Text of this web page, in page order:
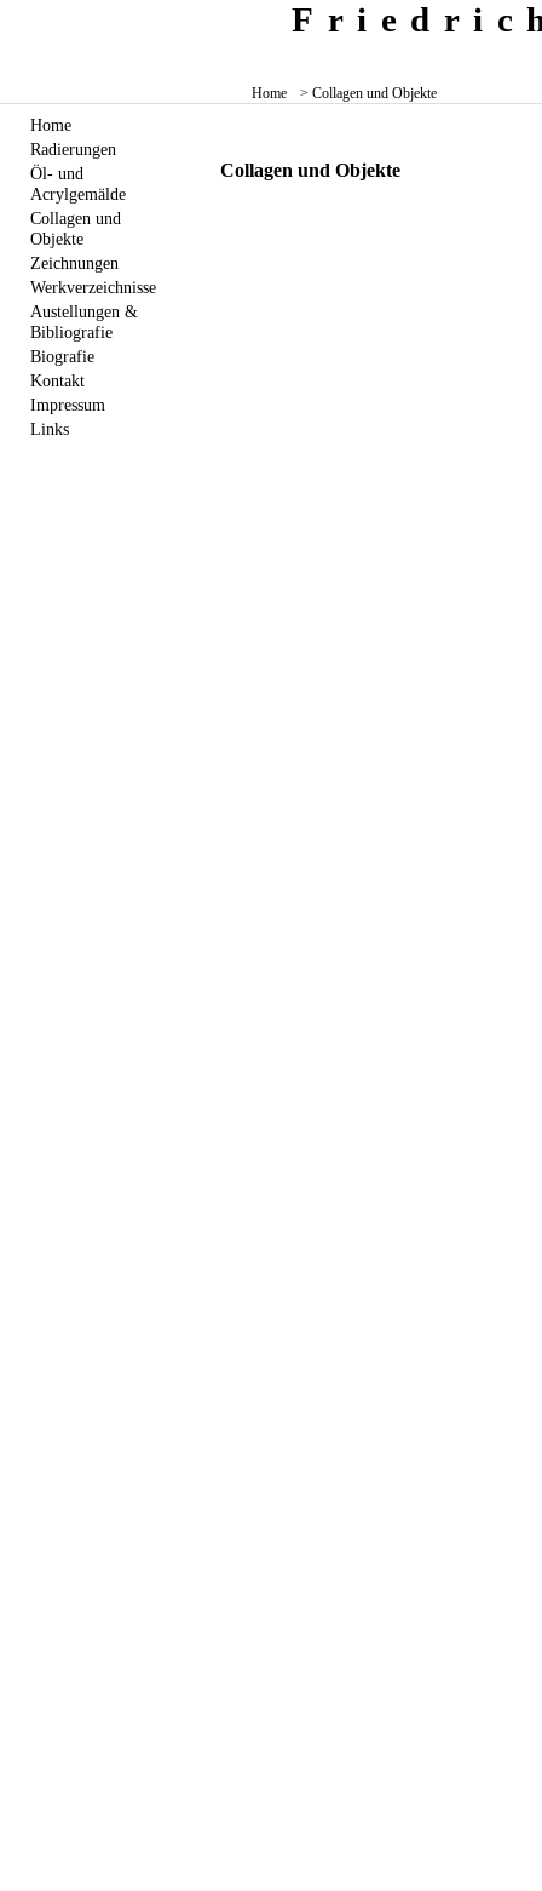
Home > Collagen und Objekte
Collagen und Objekte
Home
Radierungen
Öl- und
Acrylgemälde
Collagen und
Objekte
Zeichnungen
Werkverzeichnisse
Austellungen &
Bibliografie
Biografie
Kontakt
Impressum
Links